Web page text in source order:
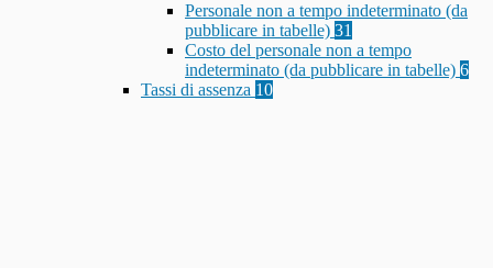
Personale non a tempo indeterminato (da
pubblicare in tabelle) 31
Costo del personale non a tempo
indeterminato (da pubblicare in tabelle) 6
Tassi di assenza 10